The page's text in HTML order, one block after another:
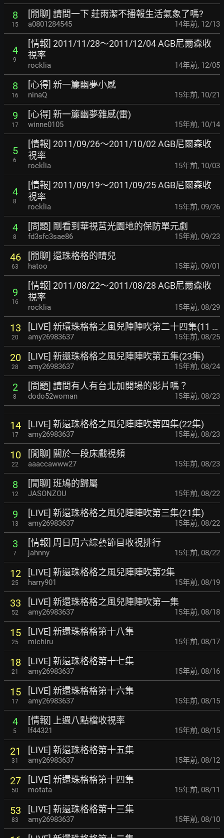
8
15
[閒聊] 請問一下 莊雨潔不播報生活氣象了嗎?
a0801284545 14年前, 12/13
4
9
[情報] 2011/11/28～2011/12/04 AGB尼爾森收
視率
rocklia 14年前, 12/05
8
16
[心得] 新一簾幽夢小感
ninaQ 15年前, 10/21
9
17
[心得] 新一簾幽夢雜感(雷)
winne0105 15年前, 10/14
5
6
[情報] 2011/09/26～2011/10/02 AGB尼爾森收
視率
rocklia 15年前, 10/03
4
8
[情報] 2011/09/19～2011/09/25 AGB尼爾森收
視率
rocklia 15年前, 09/26
4
8
[問題] 剛看到華視莒光園地的保防單元劇
fd3sfc3sae86 15年前, 09/23
46
63
[閒聊] 還珠格格的晴兒
hatoo 15年前, 09/01
9
16
[情報] 2011/08/22～2011/08/28 AGB尼爾森收
視率
rocklia 15年前, 08/29
13
20
[LIVE] 新環珠格格之風兒陣陣吹第二十四集(11 …
amy26983637 15年前, 08/25
20
28
[LIVE] 新還珠格格之風兒陣陣吹第五集(23集)
amy26983637 15年前, 08/24
2
8
[問題] 請問有人有台北加開場的影片嗎？
dodo52woman 15年前, 08/23
14
17
[LIVE] 新還珠格格之風兒陣陣吹第四集(22集)
amy26983637 15年前, 08/23
10
22
[閒聊] 關於一段床戲視頻
aaaccawww27 15年前, 08/23
8
12
[閒聊] 班鳩的歸屬
JASONZOU 15年前, 08/22
9
13
[LIVE] 新還珠格格之風兒陣陣吹第三集(21集)
amy26983637 15年前, 08/22
3
7
[情報] 周日周六綜藝節目收視排行
jahnny 15年前, 08/22
12
25
[LIVE] 新還珠格格之風兒陣陣吹第2集
harry901 15年前, 08/19
33
52
[LIVE] 新還珠格格之風兒陣陣吹第一集
amy26983637 15年前, 08/18
15
25
[LIVE] 新還珠格格第十八集
michiru 15年前, 08/17
18
21
[LIVE] 新還珠格格第十七集
amy26983637 15年前, 08/16
15
17
[LIVE] 新還珠格格第十六集
amy26983637 15年前, 08/15
4
5
[情報] 上週八點檔收視率
lf44321 15年前, 08/15
21
31
[LIVE] 新還珠格格第十五集
amy26983637 15年前, 08/12
27
50
[LIVE] 新還珠格格第十四集
motata 15年前, 08/11
53
83
[LIVE] 新還珠格格第十三集
amy26983637 15年前, 08/10